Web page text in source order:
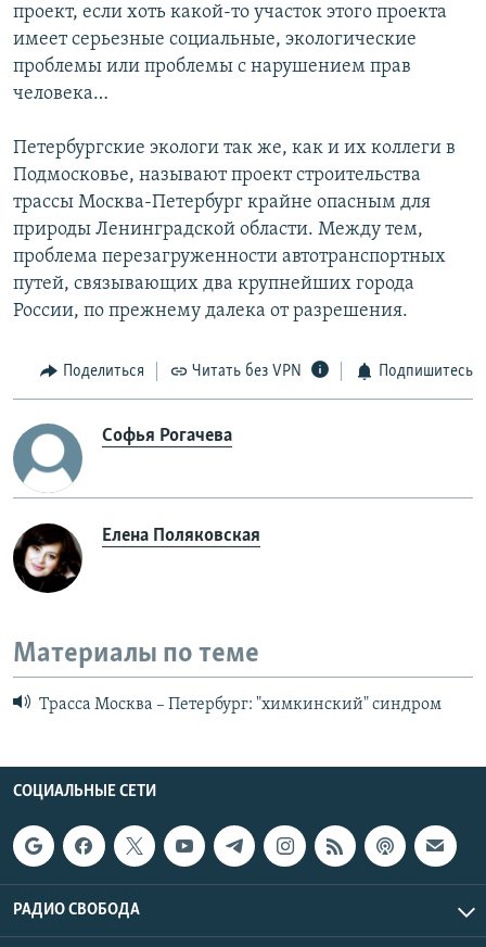
проект, если хоть какой-то участок этого проекта
имеет серьезные социальные, экологические
проблемы или проблемы с нарушением прав
человека…
Петербургские экологи так же, как и их коллеги в
Подмосковье, называют проект строительства
трассы Москва-Петербург крайне опасным для
природы Ленинградской области. Между тем,
проблема перезагруженности автотранспортных
путей, связывающих два крупнейших города
России, по прежнему далека от разрешения.
Поделиться Читать без VPN Подпишитесь
Софья Рогачева
Елена Поляковская
Материалы по теме
Трасса Москва – Петербург: "химкинский" синдром
СОЦИАЛЬНЫЕ СЕТИ
РАДИО СВОБОДА